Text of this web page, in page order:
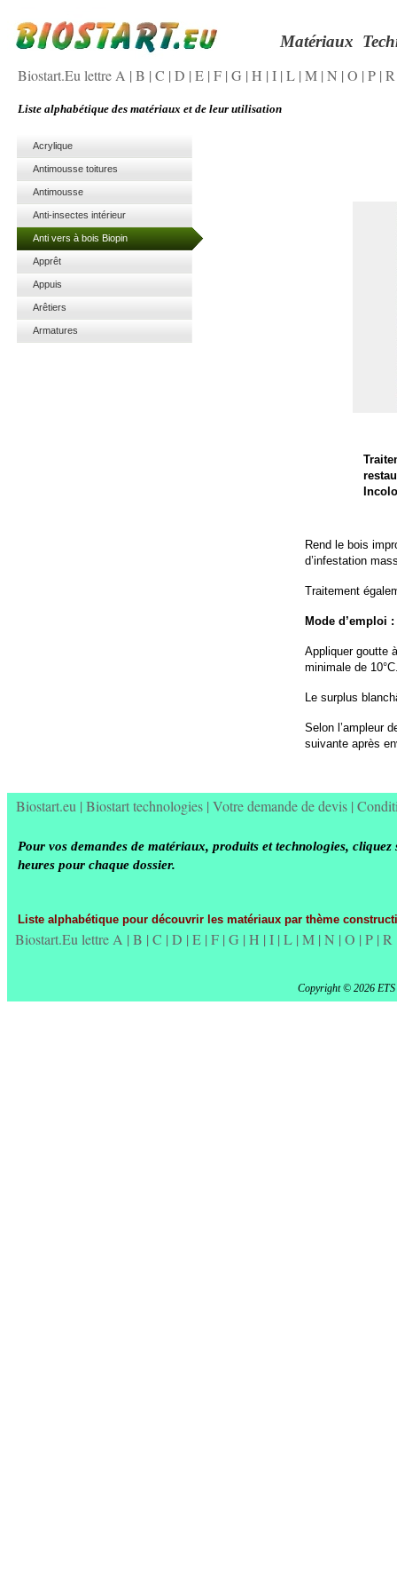
Acrylique
Antimousse toitures
Antimousse
Anti-insectes intérieur
Anti vers à bois Biopin
Apprêt
Appuis
Arêtiers
Armatures
Rend le bois
d’infestation
Traitement
Mode d’emploi :
Appliquer goutte
minimale de
Le surplus
Selon l’ampleur
suivante après
Biostart.Eu lettre A | B | C | D | E | F | G | H | I | L | M | N | O | P |
Liste alphabétique des matériaux et de leur utilisation
Pour vos demandes de matériaux, produits et technologies,
heures pour chaque dossier.
Biostart.eu | Biostart technologies | Votre demande de devis |
Matériaux
Liste alphabétique pour découvrir les matériaux par thème
Biostart.Eu lettre A | B | C | D | E | F | G | H | I | L | M | N | O | P | R
Copyright © 2026 ETS